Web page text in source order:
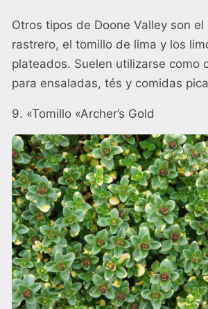
Otros tipos de Doone Valley son
rastrero, el tomillo de lima y los
plateados. Suelen utilizarse como
para ensaladas, tés y comidas
9. «Tomillo «Archer’s Gold